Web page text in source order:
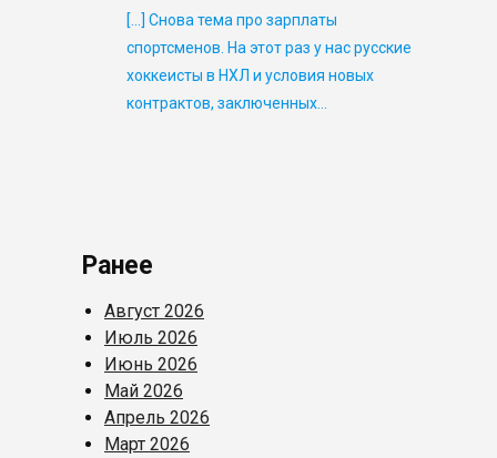
[…] Снова тема про зарплаты
спортсменов. На этот раз у нас русские
хоккеисты в НХЛ и условия новых
контрактов, заключенных…
Ранее
Август 2026
Июль 2026
Июнь 2026
Май 2026
Апрель 2026
Март 2026